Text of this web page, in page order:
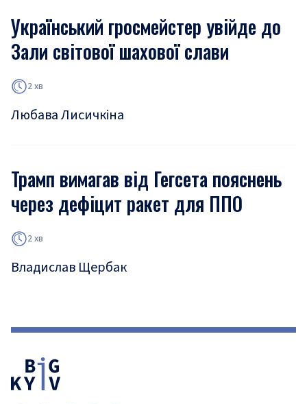
Український гросмейстер увійде до
Зали світової шахової слави
2 хв
Любава Лисичкіна
Трамп вимагав від Гегсета пояснень
через дефіцит ракет для ППО
2 хв
Владислав Щербак